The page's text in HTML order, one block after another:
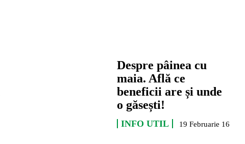
Despre pâinea cu
maia. Află ce
beneficii are și unde
o găsești!
INFO UTIL 19 Februarie 16